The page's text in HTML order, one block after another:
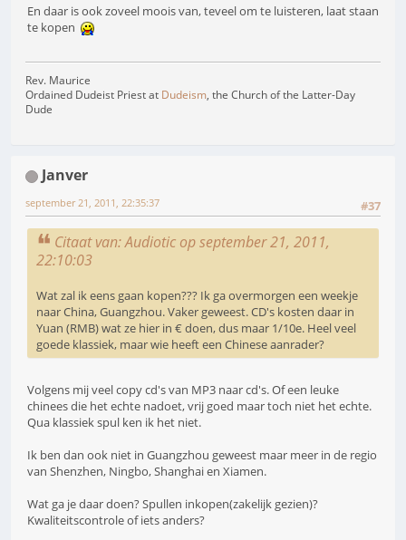
En daar is ook zoveel moois van, teveel om te luisteren, laat staan
te kopen
Rev. Maurice
Ordained Dudeist Priest at Dudeism, the Church of the Latter-Day
Dude
Janver
#37
september 21, 2011, 22:35:37
Citaat van: Audiotic op september 21, 2011,
22:10:03
Wat zal ik eens gaan kopen??? Ik ga overmorgen een weekje
naar China, Guangzhou. Vaker geweest. CD's kosten daar in
Yuan (RMB) wat ze hier in € doen, dus maar 1/10e. Heel veel
goede klassiek, maar wie heeft een Chinese aanrader?
Volgens mij veel copy cd's van MP3 naar cd's. Of een leuke
chinees die het echte nadoet, vrij goed maar toch niet het echte.
Qua klassiek spul ken ik het niet.
Ik ben dan ook niet in Guangzhou geweest maar meer in de regio
van Shenzhen, Ningbo, Shanghai en Xiamen.
Wat ga je daar doen? Spullen inkopen(zakelijk gezien)?
Kwaliteitscontrole of iets anders?